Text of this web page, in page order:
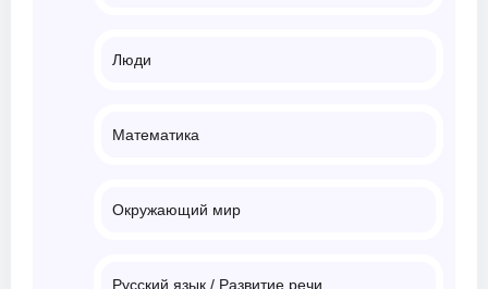
Люди
Математика
Окружающий мир
Русский язык / Развитие речи